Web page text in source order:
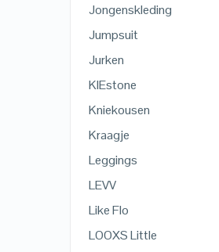
Jongenskleding
Jumpsuit
Jurken
KIEstone
Kniekousen
Kraagje
Leggings
LEVV
Like Flo
LOOXS Little